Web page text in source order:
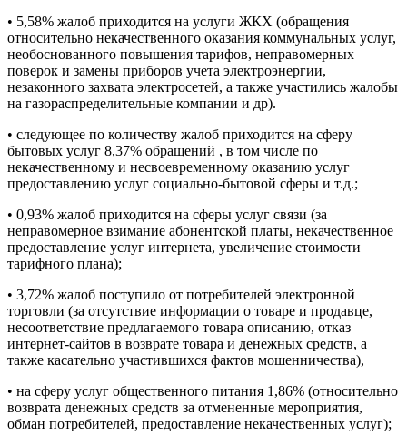
• 5,58% жалоб приходится на услуги ЖКХ (обращения
относительно некачественного оказания коммунальных услуг,
необоснованного повышения тарифов, неправомерных
поверок и замены приборов учета электроэнергии,
незаконного захвата электросетей, а также участились жалобы
на газораспределительные компании и др).
• следующее по количеству жалоб приходится на сферу
бытовых услуг 8,37% обращений , в том числе по
некачественному и несвоевременному оказанию услуг
предоставлению услуг социально-бытовой сферы и т.д.;
• 0,93% жалоб приходится на сферы услуг связи (за
неправомерное взимание абонентской платы, некачественное
предоставление услуг интернета, увеличение стоимости
тарифного плана);
• 3,72% жалоб поступило от потребителей электронной
торговли (за отсутствие информации о товаре и продавце,
несоответствие предлагаемого товара описанию, отказ
интернет-сайтов в возврате товара и денежных средств, а
также касательно участившихся фактов мошенничества),
• на сферу услуг общественного питания 1,86% (относительно
возврата денежных средств за отмененные мероприятия,
обман потребителей, предоставление некачественных услуг);